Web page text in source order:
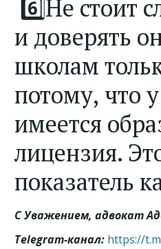
6️⃣Не стоит
и доверять
школам
потому, что
имеется
лицензия.
показатель
С Уважением, адвокат
Telegram-канал: https://